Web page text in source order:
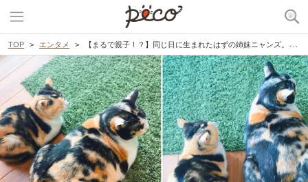
TOP エンタメ 【まるで親子！？】同じ日に生まれたはずの姉妹ニャンズ。体格は違えど超絶なかよしさんだった♡